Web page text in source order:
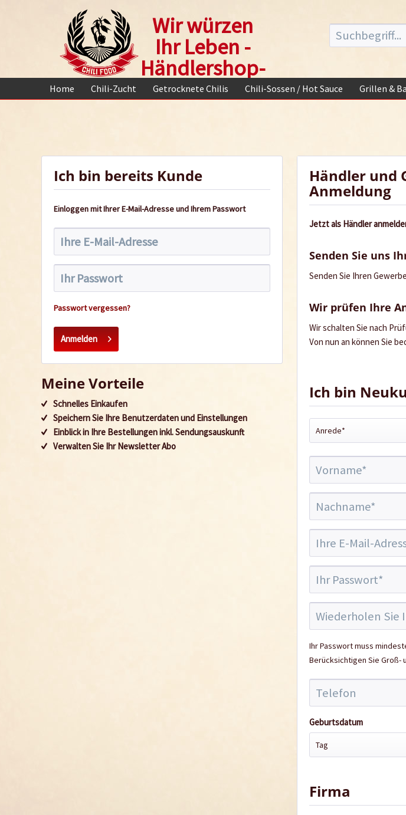
Wir würzen
Ihr Leben -
Händlershop-
Home Chili-Zucht Getrocknete Chilis Chili-Sossen / Hot Sauce Grillen &
Händler und
Anmeldung
Jetzt als Händler
Senden Sie uns
Senden Sie Ihren
Wir prüfen Ihre
Wir schalten Sie nach
Von nun an können Sie
Ich bin
Ihr Passwort muss
Berücksichtigen Sie Groß-
Geburtsdatum
Firma
Ich bin bereits Kunde
Einloggen mit Ihrer E-Mail-Adresse und Ihrem Passwort
Passwort vergessen?
Anmelden
Meine Vorteile
Schnelles Einkaufen
Speichern Sie Ihre Benutzerdaten und Einstellungen
Einblick in Ihre Bestellungen inkl. Sendungsauskunft
Verwalten Sie Ihr Newsletter Abo